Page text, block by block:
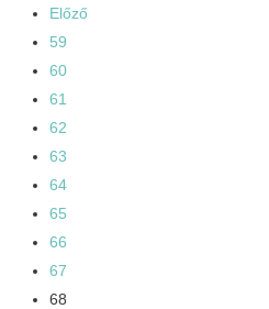
Előző
59
60
61
62
63
64
65
66
67
68